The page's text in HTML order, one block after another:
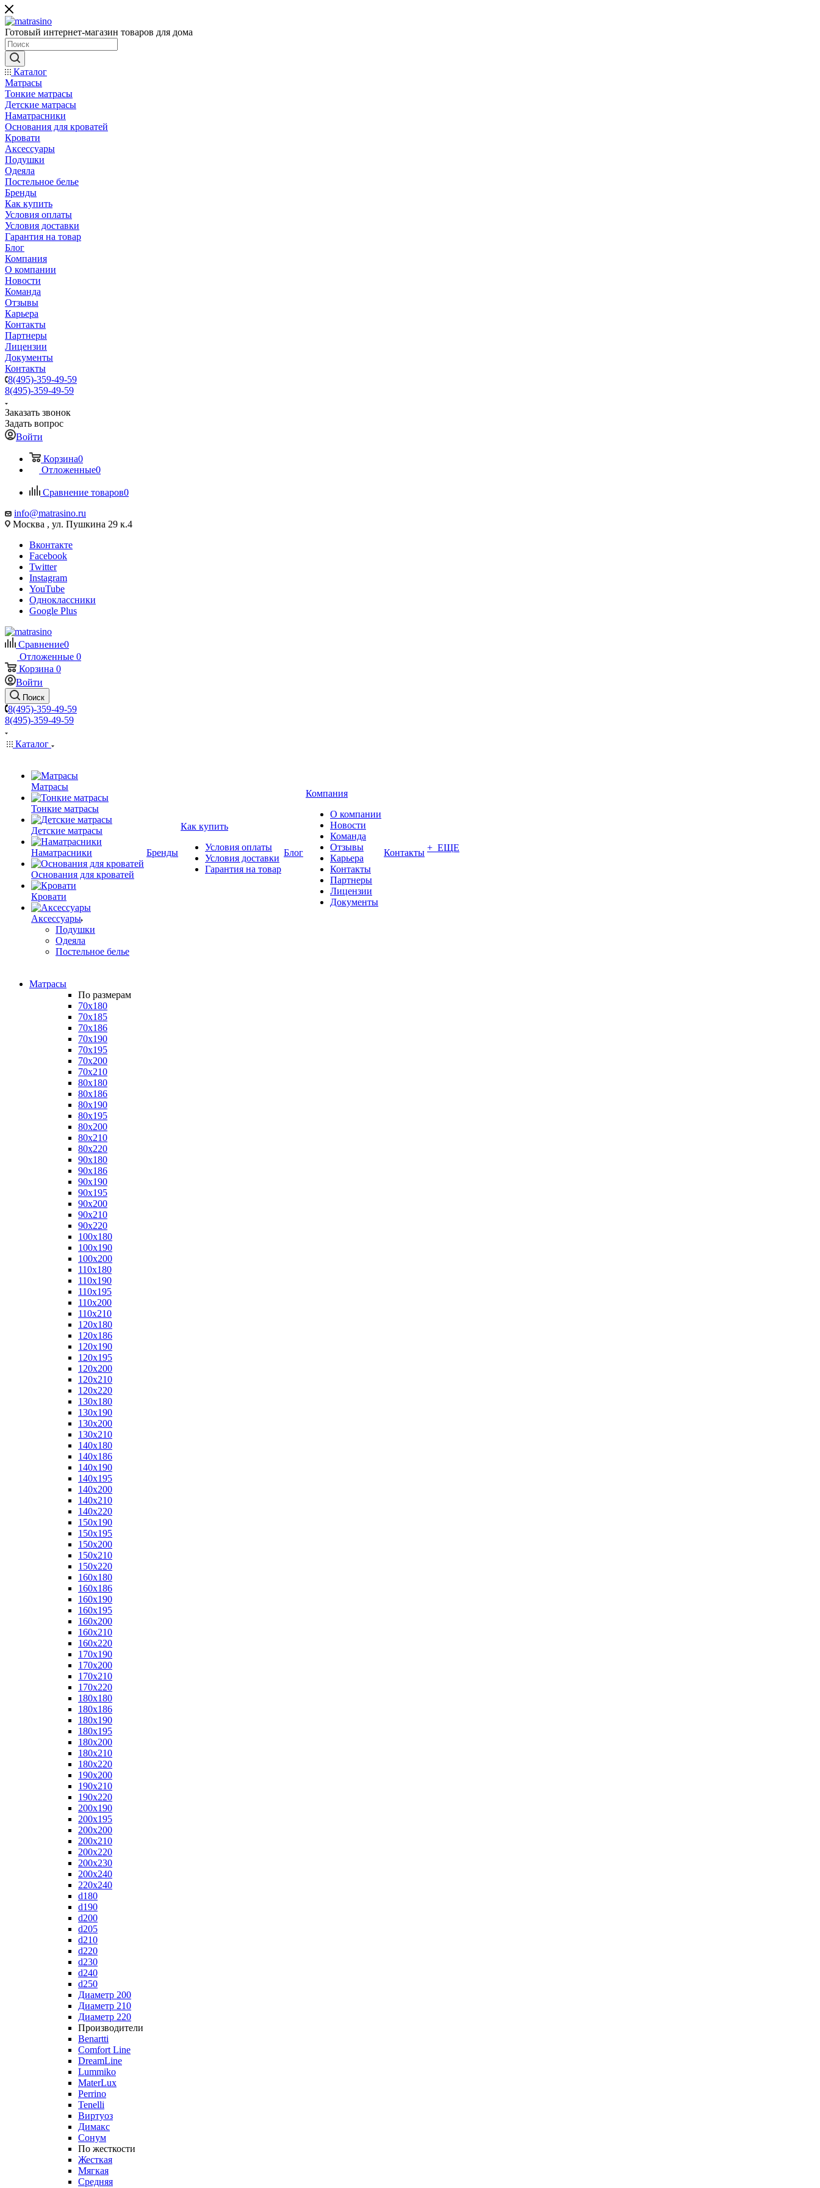
Готовый интернет-магазин товаров для дома
Каталог
Матрасы
Тонкие матрасы
Детские матрасы
Наматрасники
Основания для кроватей
Кровати
Аксессуары
Подушки
Одеяла
Постельное белье
Бренды
Как купить
Условия оплаты
Условия доставки
Гарантия на товар
Блог
Компания
О компании
Новости
Команда
Отзывы
Карьера
Контакты
Партнеры
Лицензии
Документы
Контакты
8(495)-359-49-59
8(495)-359-49-59
Заказать звонок
Задать вопрос
Войти
Корзина0
Отложенные0
Сравнение товаров0
info@matrasino.ru
Москва , ул. Пушкина 29 к.4
Вконтакте
Facebook
Twitter
Instagram
YouTube
Одноклассники
Google Plus
Сравнение0
Отложенные 0
Корзина 0
Войти
Поиск
8(495)-359-49-59
8(495)-359-49-59
Каталог
Матрасы
Тонкие матрасы
Детские матрасы
Наматрасники
Основания для кроватей
Кровати
Аксессуары
Подушки
Одеяла
Постельное белье
Бренды
Как купить
Условия оплаты
Условия доставки
Гарантия на товар
Блог
Компания
О компании
Новости
Команда
Отзывы
Карьера
Контакты
Партнеры
Лицензии
Документы
Контакты + ЕЩЕ
Матрасы
По размерам
70x180
70x185
70x186
70x190
70x195
70x200
70x210
80x180
80x186
80x190
80x195
80x200
80x210
80x220
90x180
90x186
90x190
90x195
90x200
90x210
90x220
100x180
100x190
100x200
110x180
110x190
110x195
110x200
110x210
120x180
120x186
120x190
120x195
120x200
120x210
120x220
130x180
130x190
130x200
130x210
140x180
140x186
140x190
140x195
140x200
140x210
140x220
150x190
150x195
150x200
150x210
150x220
160x180
160x186
160x190
160x195
160x200
160x210
160x220
170x190
170x200
170x210
170x220
180x180
180x186
180x190
180x195
180x200
180x210
180x220
190x200
190x210
190x220
200x190
200x195
200x200
200x210
200x220
200x230
200x240
220x240
d180
d190
d200
d205
d210
d220
d230
d240
d250
Диаметр 200
Диаметр 210
Диаметр 220
Производители
Benartti
Comfort Line
DreamLine
Lummiko
MaterLux
Perrino
Tenelli
Виртуоз
Димакс
Сонум
По жесткости
Жесткая
Мягкая
Средняя